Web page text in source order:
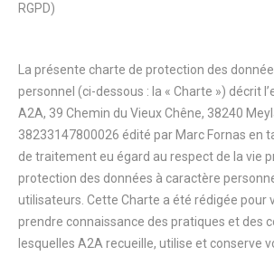
RGPD)
La présente charte de protection des
personnel (ci-dessous : la « Charte ») décrit
A2A, 39 Chemin du Vieux Chêne, 38240
38233147800026 édité par Marc Fornas en
de traitement eu égard au respect de la vie
protection des données à caractère
utilisateurs. Cette Charte a été rédigée pour
prendre connaissance des pratiques et des
lesquelles A2A recueille, utilise et conserve